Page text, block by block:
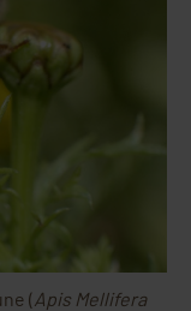
( Apis Mellifera